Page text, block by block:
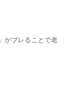
がブレることで老